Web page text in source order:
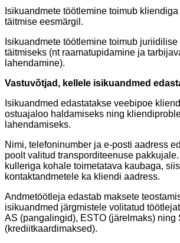
Isikuandmete töötlemine toimub
täitmise eesmärgil.
Isikuandmete töötlemine toimub
täitmiseks (nt raamatupidamine ja
lahendamine).
Vastuvõtjad, kellele isikuandmed
Isikuandmed edastatakse veebipoe
ostuajaloo haldamiseks ning
lahendamiseks.
Nimi, telefoninumber ja e-posti aadress
poolt valitud transporditeenuse
kulleriga kohale toimetatava kaubaga,
kontaktandmetele ka kliendi aadress.
Andmetöötleja edastab maksete
isikuandmed järgmistele volitatud
AS (pangalingid), ESTO (järelmaks) ning
(krediitkaardimaksed).